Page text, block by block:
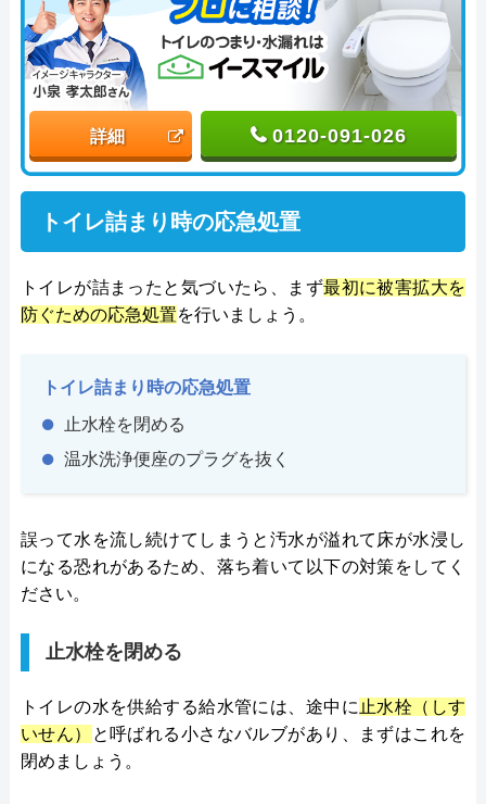
詳細 0120-091-026
トイレ詰まり時の応急処置
トイレが詰まったと気づいたら、まず最初に被害拡大を
防ぐための応急処置を行いましょう。
トイレ詰まり時の応急処置
止水栓を閉める
温水洗浄便座のプラグを抜く
誤って水を流し続けてしまうと汚水が溢れて床が水浸し
になる恐れがあるため、落ち着いて以下の対策をしてく
ださい。
止水栓を閉める
トイレの水を供給する給水管には、途中に 止水栓（しす
いせん）
と呼ばれる小さなバルブがあり、まずはこれを
閉めましょう。